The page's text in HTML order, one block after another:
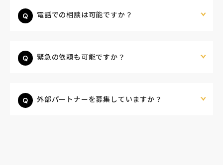
電話での相談は可能ですか？
緊急の依頼も可能ですか？
外部パートナーを募集していますか？